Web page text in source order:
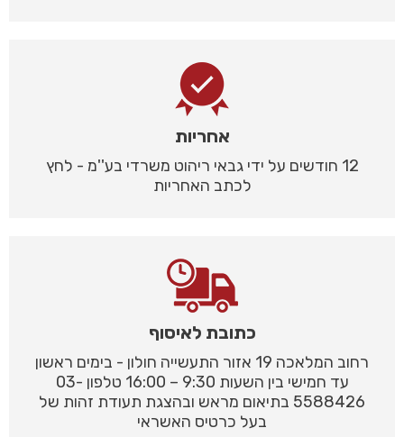
אחריות
12 חודשים על ידי גבאי ריהוט משרדי בע''מ - לחץ
לכתב האחריות
כתובת לאיסוף
רחוב המלאכה 19 אזור התעשייה חולון - בימים ראשון
עד חמישי בין השעות 9:30 – 16:00 טלפון 03-
5588426 בתיאום מראש ובהצגת תעודת זהות של
בעל כרטיס האשראי